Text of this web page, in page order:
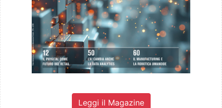
Leggi il Magazine